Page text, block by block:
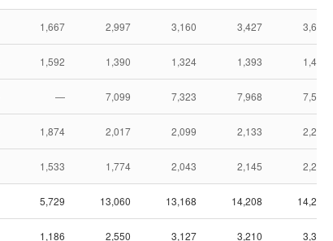
1,667 2,997 3,160 3,427 3,672
1,592 1,390 1,324 1,393 1,472
— 7,099 7,323 7,968 7,531
1,874 2,017 2,099 2,133 2,235
1,533 1,774 2,043 2,145 2,233
5,729 13,060 13,168 14,208 14,203
1,186 2,550 3,127 3,210 3,300